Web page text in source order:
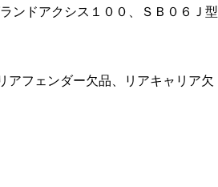
ンドアクシス１００、ＳＢ０６Ｊ型
アフェンダー欠品、リアキャリア欠